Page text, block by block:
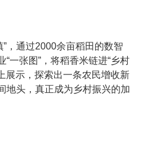
”，通过2000余亩稻田的数智
一张图”，将稻香米链进“乡村
展示，探索出一条农民增收新
地头，真正成为乡村振兴的加